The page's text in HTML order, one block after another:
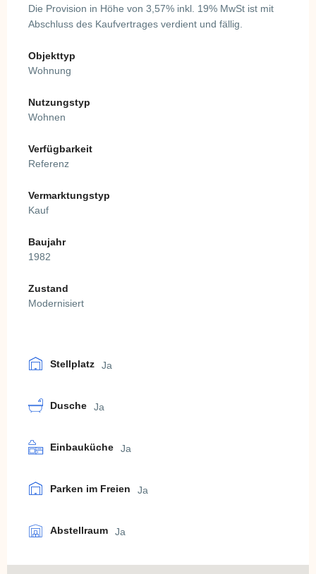
Die Provision in Höhe von 3,57% inkl. 19% MwSt ist mit
Abschluss des Kaufvertrages verdient und fällig.
Objekttyp
Wohnung
Nutzungstyp
Wohnen
Verfügbarkeit
Referenz
Vermarktungstyp
Kauf
Baujahr
1982
Zustand
Modernisiert
Stellplatz Ja
Dusche Ja
Einbauküche Ja
Parken im Freien Ja
Abstellraum Ja